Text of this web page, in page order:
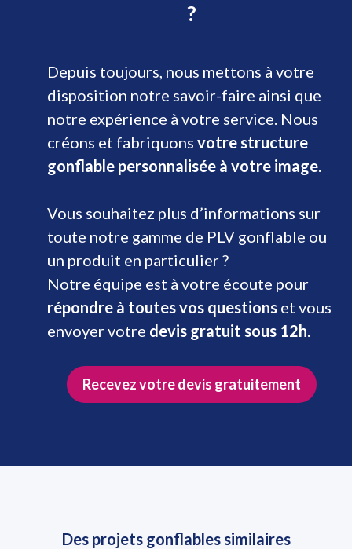
?
Depuis toujours, nous mettons à votre
disposition notre savoir-faire ainsi que
notre expérience à votre service. Nous
créons et fabriquons votre structure
gonflable personnalisée à votre image.
Vous souhaitez plus d’informations sur
toute notre gamme de PLV gonflable ou
un produit en particulier ?
Notre équipe est à votre écoute pour
répondre à toutes vos questions et vous
envoyer votre devis gratuit sous 12h.
Recevez votre devis gratuitement
Des projets gonflables similaires